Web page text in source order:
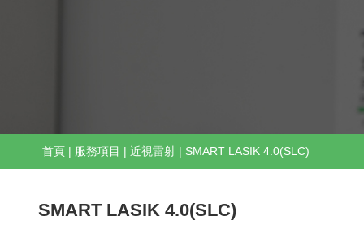
首頁 | 服務項目 | 近視雷射 | SMART LASIK 4.0(SLC)
SMART LASIK 4.0(SLC)